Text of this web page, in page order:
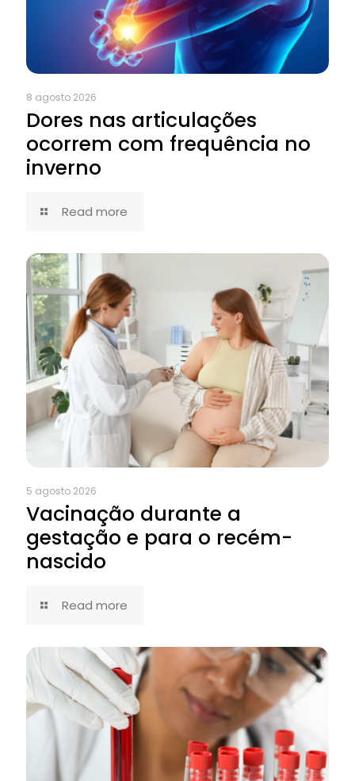
8 agosto 2026
Dores nas articulações
ocorrem com frequência no
inverno
Read more
5 agosto 2026
Vacinação durante a
gestação e para o recém-
nascido
Read more